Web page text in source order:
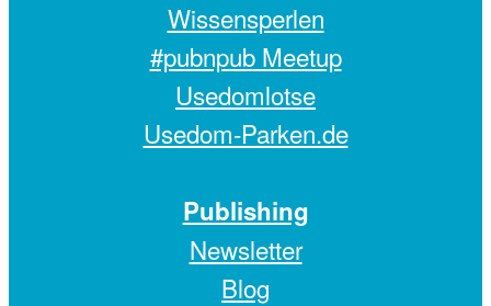
Wissensperlen
#pubnpub Meetup
Usedomlotse
Usedom-Parken.de
Publishing
Newsletter
Blog